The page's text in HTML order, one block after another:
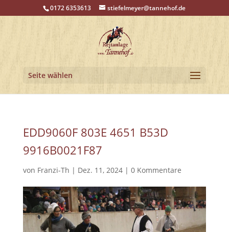
0172 6353613 stiefelmeyer@tannehof.de
Seite wählen
EDD9060F 803E 4651 B53D
9916B0021F87
von Franzi-Th | Dez. 11, 2024| 0 Kommentare